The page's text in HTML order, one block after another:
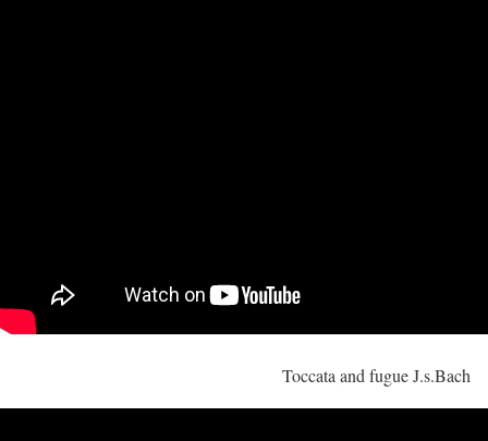
Toccata and fugue J.s.Bach